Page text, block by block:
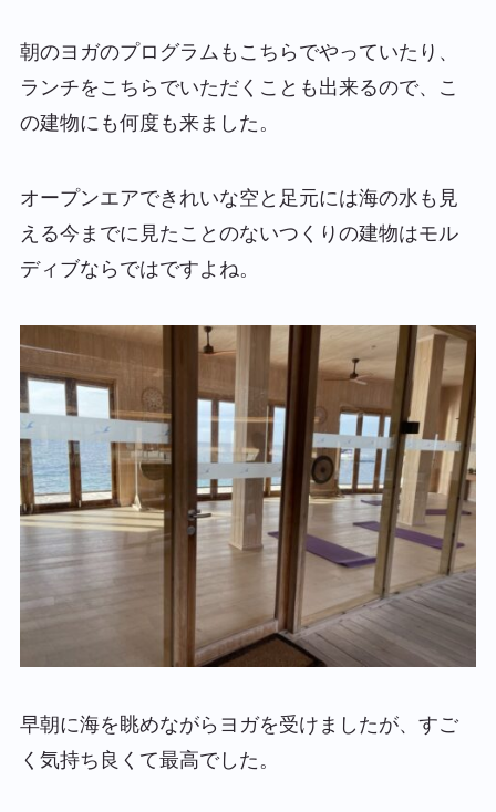
朝のヨガのプログラムもこちらでやっていたり、
ランチをこちらでいただくことも出来るので、こ
の建物にも何度も来ました。
オープンエアできれいな空と足元には海の水も見
える今までに見たことのないつくりの建物はモル
ディブならではですよね。
早朝に海を眺めながらヨガを受けましたが、すご
く気持ち良くて最高でした。